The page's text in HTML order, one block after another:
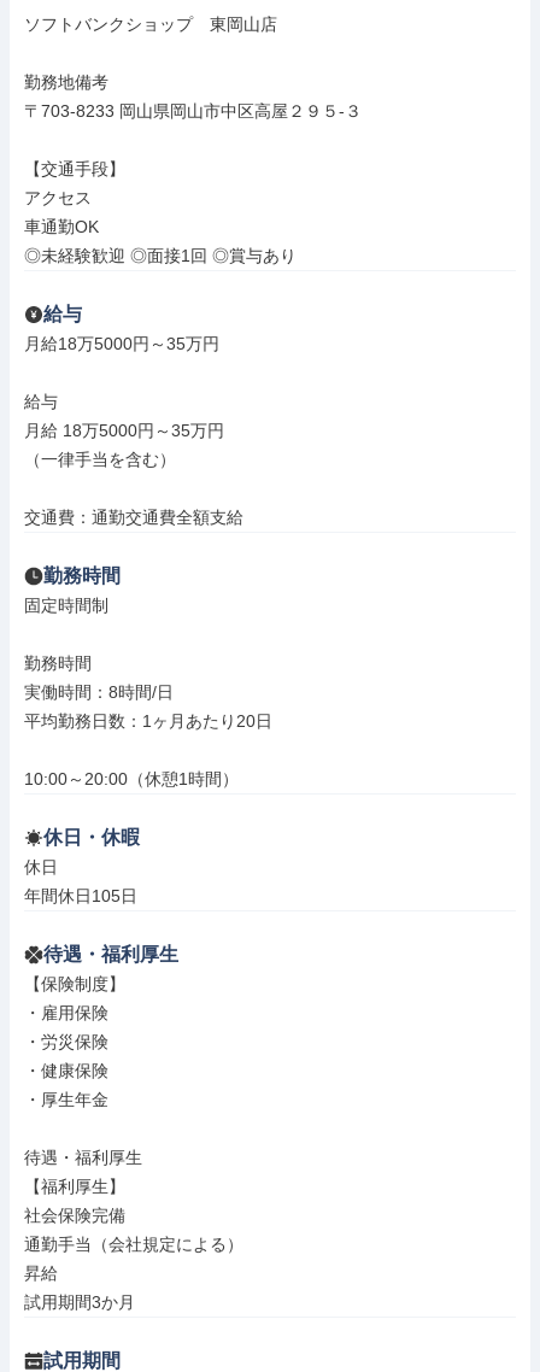
ソフトバンクショップ　東岡山店
勤務地備考
〒703-8233 岡山県岡山市中区高屋２９５‐３
【交通手段】
アクセス
車通勤OK
◎未経験歓迎 ◎面接1回 ◎賞与あり
給与
月給18万5000円～35万円
給与
月給 18万5000円～35万円
（一律手当を含む）
交通費：通勤交通費全額支給
勤務時間
固定時間制
勤務時間
実働時間：8時間/日
平均勤務日数：1ヶ月あたり20日
10:00～20:00（休憩1時間）
休日・休暇
休日
年間休日105日
待遇・福利厚生
【保険制度】
・雇用保険
・労災保険
・健康保険
・厚生年金
待遇・福利厚生
【福利厚生】
社会保険完備
通勤手当（会社規定による）
昇給
試用期間3か月
試用期間